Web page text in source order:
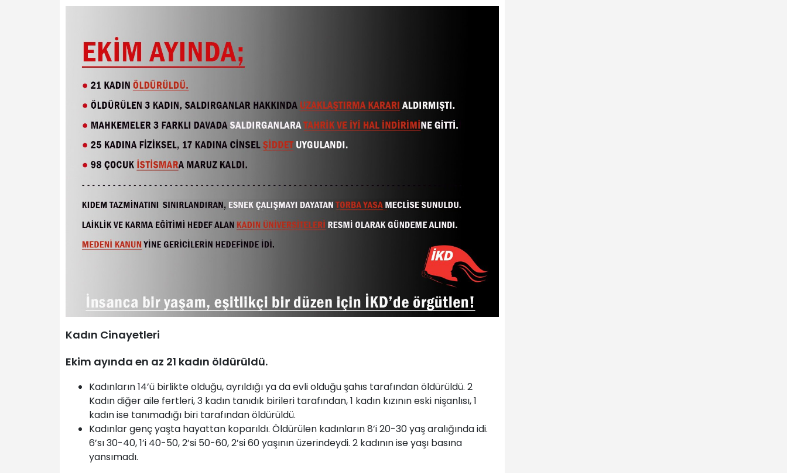
Kadın Cinayetleri
Ekim ayında en az 21 kadın öldürüldü.
Kadınların 14’ü birlikte olduğu, ayrıldığı ya da evli olduğu şahıs tarafından öldürüldü. 2
Kadın diğer aile fertleri, 3 kadın tanıdık birileri tarafından, 1 kadın kızının eski nişanlısı, 1
kadın ise tanımadığı biri tarafından öldürüldü.
Kadınlar genç yaşta hayattan koparıldı. Öldürülen kadınların 8’i 20-30 yaş aralığında idi.
6’sı 30-40, 1’i 40-50, 2’si 50-60, 2’si 60 yaşının üzerindeydi. 2 kadının ise yaşı basına
yansımadı.